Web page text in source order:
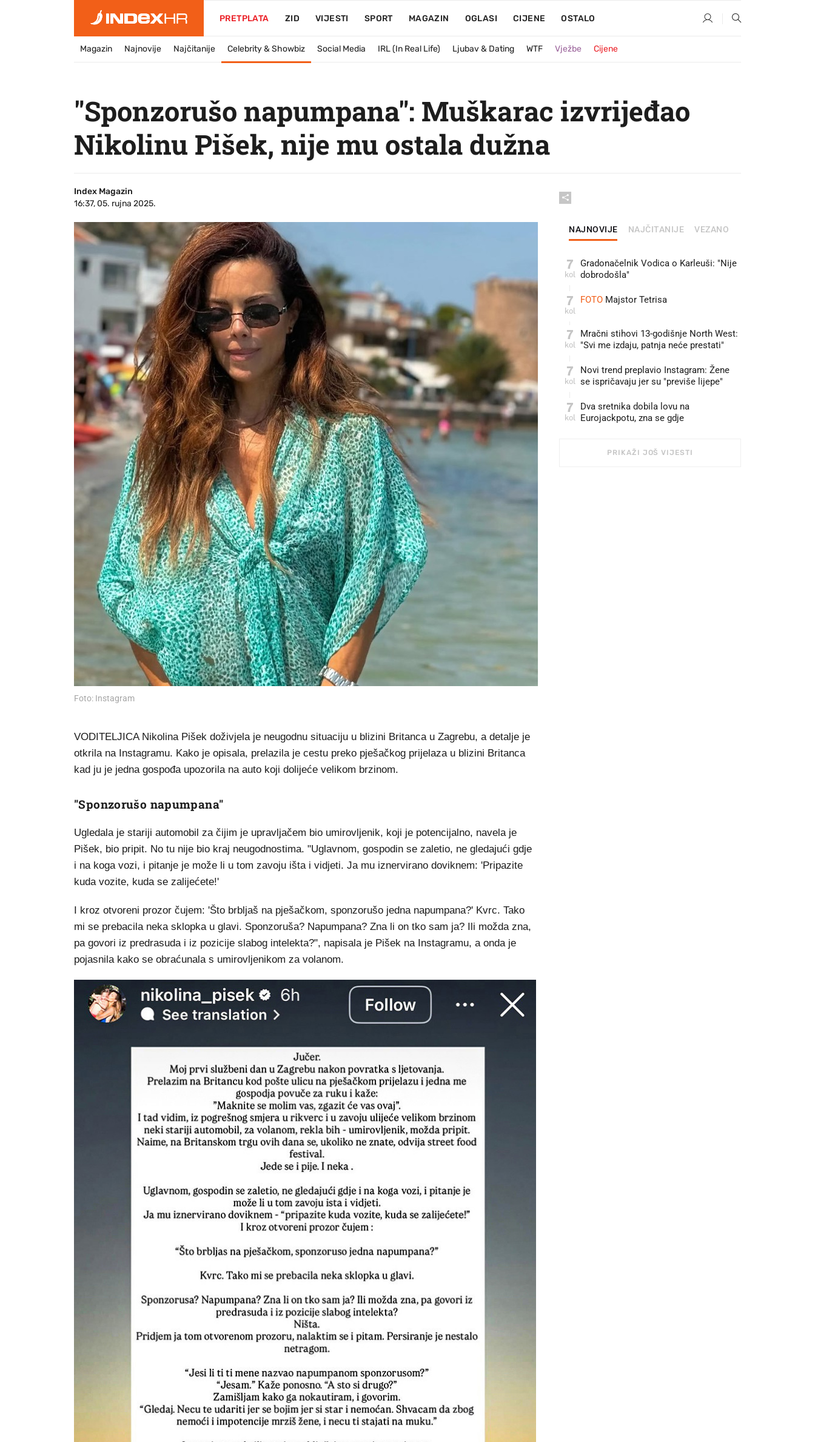
PRETPLATA ZID VIJESTI SPORT MAGAZIN OGLASI CIJENE OSTALO
Magazin Najnovije Najčitanije Celebrity & Showbiz Social Media IRL (In Real Life) Ljubav & Dating WTF Vježbe Cijene
"Sponzorušo napumpana": Muškarac izvrijeđao
Nikolinu Pišek, nije mu ostala dužna
Index Magazin
16:37, 05. rujna 2025.
Foto: Instagram
VODITELJICA Nikolina Pišek doživjela je neugodnu situaciju u blizini Britanca u Zagrebu, a detalje je
otkrila na Instagramu. Kako je opisala, prelazila je cestu preko pješačkog prijelaza u blizini Britanca
kad ju je jedna gospođa upozorila na auto koji dolijeće velikom brzinom.
"Sponzorušo napumpana"
Ugledala je stariji automobil za čijim je upravljačem bio umirovljenik, koji je potencijalno, navela je
Pišek, bio pripit. No tu nije bio kraj neugodnostima. "Uglavnom, gospodin se zaletio, ne gledajući gdje
i na koga vozi, i pitanje je može li u tom zavoju išta i vidjeti. Ja mu iznervirano doviknem: 'Pripazite
kuda vozite, kuda se zalijećete!'
I kroz otvoreni prozor čujem: 'Što brbljaš na pješačkom, sponzorušo jedna napumpana?' Kvrc. Tako
mi se prebacila neka sklopka u glavi. Sponzoruša? Napumpana? Zna li on tko sam ja? Ili možda zna,
pa govori iz predrasuda i iz pozicije slabog intelekta?", napisala je Pišek na Instagramu, a onda je
pojasnila kako se obraćunala s umirovljenikom za volanom.
NAJNOVIJE NAJČITANIJE VEZANO
7
kol
Gradonačelnik Vodica o Karleuši: "Nije
dobrodošla"
7
kol
FOTO Majstor Tetrisa
7
kol
Mračni stihovi 13-godišnje North West:
"Svi me izdaju, patnja neće prestati"
7
kol
Novi trend preplavio Instagram: Žene
se ispričavaju jer su "previše lijepe"
7
kol
Dva sretnika dobila lovu na
Eurojackpotu, zna se gdje
PRIKAŽI JOŠ VIJESTI